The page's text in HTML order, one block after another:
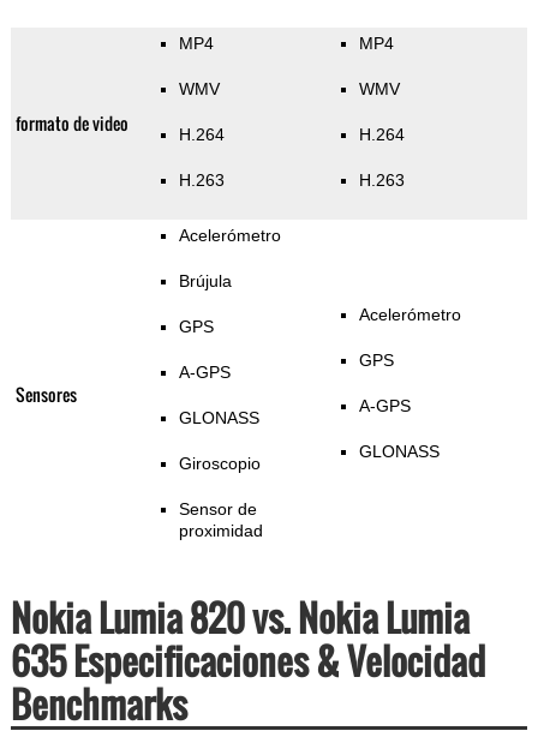
formato de video
MP4
WMV
H.264
H.263
MP4
WMV
H.264
H.263
Sensores
Acelerómetro
Brújula
GPS
A-GPS
GLONASS
Giroscopio
Sensor de
proximidad
Acelerómetro
GPS
A-GPS
GLONASS
Nokia Lumia 820 vs. Nokia Lumia
635 Especificaciones & Velocidad
Benchmarks